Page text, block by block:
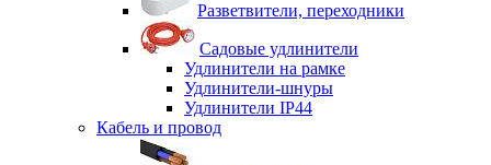
Разветвители, переходники
Садовые удлинители
Удлинители на рамке
Удлинители-шнуры
Удлинители IP44
Кабель и провод